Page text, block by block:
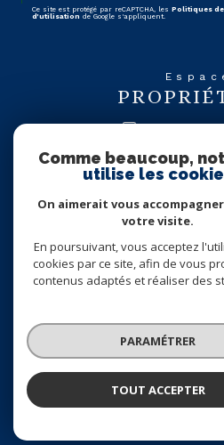
Ce site est protégé par reCAPTCHA, les Politiques
d'utilisation de Google s'appliquent.
se
Nous
© 2026 | TOUS DROITS RÉSERVÉS |
NOS HONORAIRES
PLAN DU SITE
NOS LIENS
POLITIQUE
Comme beaucoup,
utilise les
On aimerait vous
votre visite.
En poursuivant, vous acceptez
cookies par ce site, afin de vous
contenus adaptés et réaliser des
PARAMÉTRER
TOUT ACCEPTER